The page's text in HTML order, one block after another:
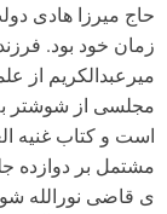
حاج میرزا هادی
زمان خود بود.
میرعبدالکریم از
است و کتاب غنیه
مشتمل بر دوازده
ی قاضی نورالله